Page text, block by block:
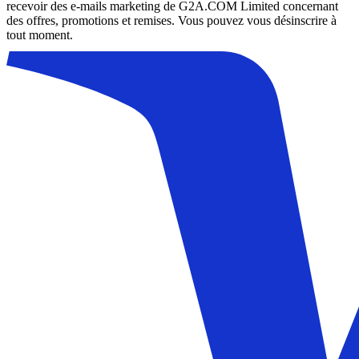
recevoir des e-mails marketing de G2A.COM Limited concernant
des offres, promotions et remises. Vous pouvez vous désinscrire à
tout moment.